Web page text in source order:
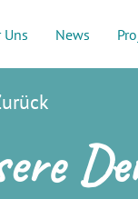
Uns News